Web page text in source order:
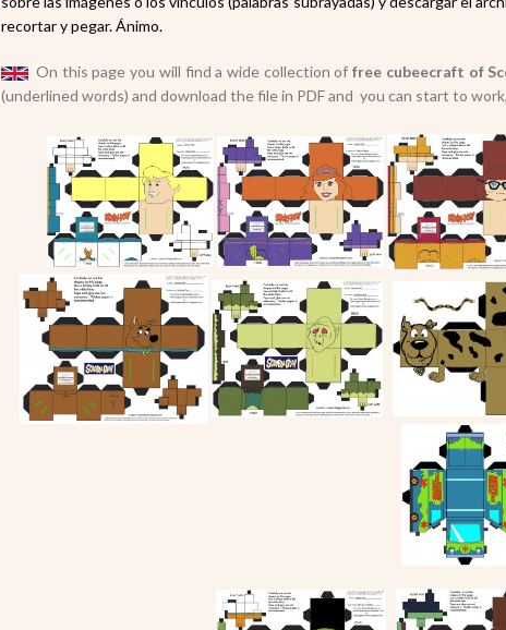
recortar y pegar. Ánimo.
On this page you will find a wide collection offree cubeecraft of
(underlined words) and download the file in PDF and you can start to